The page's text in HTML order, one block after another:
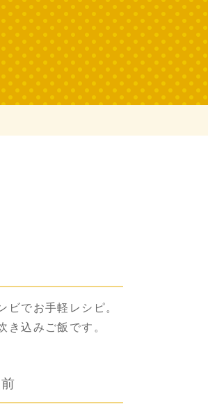
ビでお手軽レシピ。
き込みご飯です。